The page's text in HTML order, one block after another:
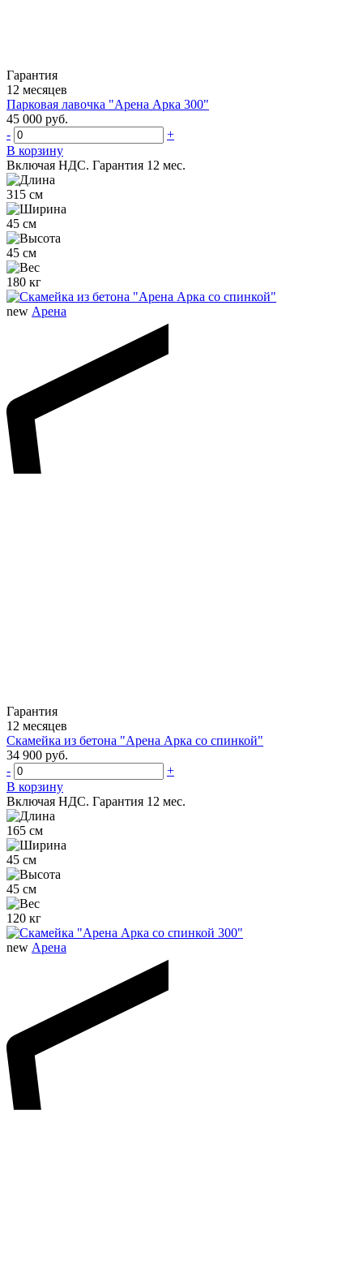
Гарантия
12 месяцев
Парковая лавочка "Арена Арка 300"
45 000 руб.
-
+
В корзину
Включая НДС. Гарантия 12 мес.
315 см
45 см
45 см
180 кг
new Арена
Гарантия
12 месяцев
Скамейка из бетона "Арена Арка со спинкой"
34 900 руб.
-
+
В корзину
Включая НДС. Гарантия 12 мес.
165 см
45 см
45 см
120 кг
new Арена